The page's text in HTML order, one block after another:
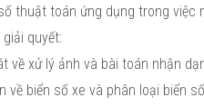
thuật toán ứng dụng trong việc
quyết:
về xử lý ảnh và bài toán nhận
về biển số xe và phân loại biển